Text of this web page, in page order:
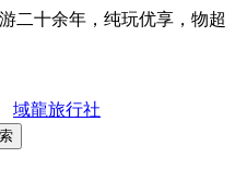
二十余年，纯玩优享，物超
域龍旅行社